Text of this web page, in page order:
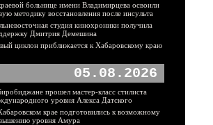
больнице имени Владимирцева освоили
методику восстановления после инсульта
студия кинохроники получила
Дмитрия Демешина
циклон приближается к Хабаровскому краю
05.08.2026
прошел мастер-класс стилиста
уровня Алекса Датского
крае подготовились к возможному
уровня Амура